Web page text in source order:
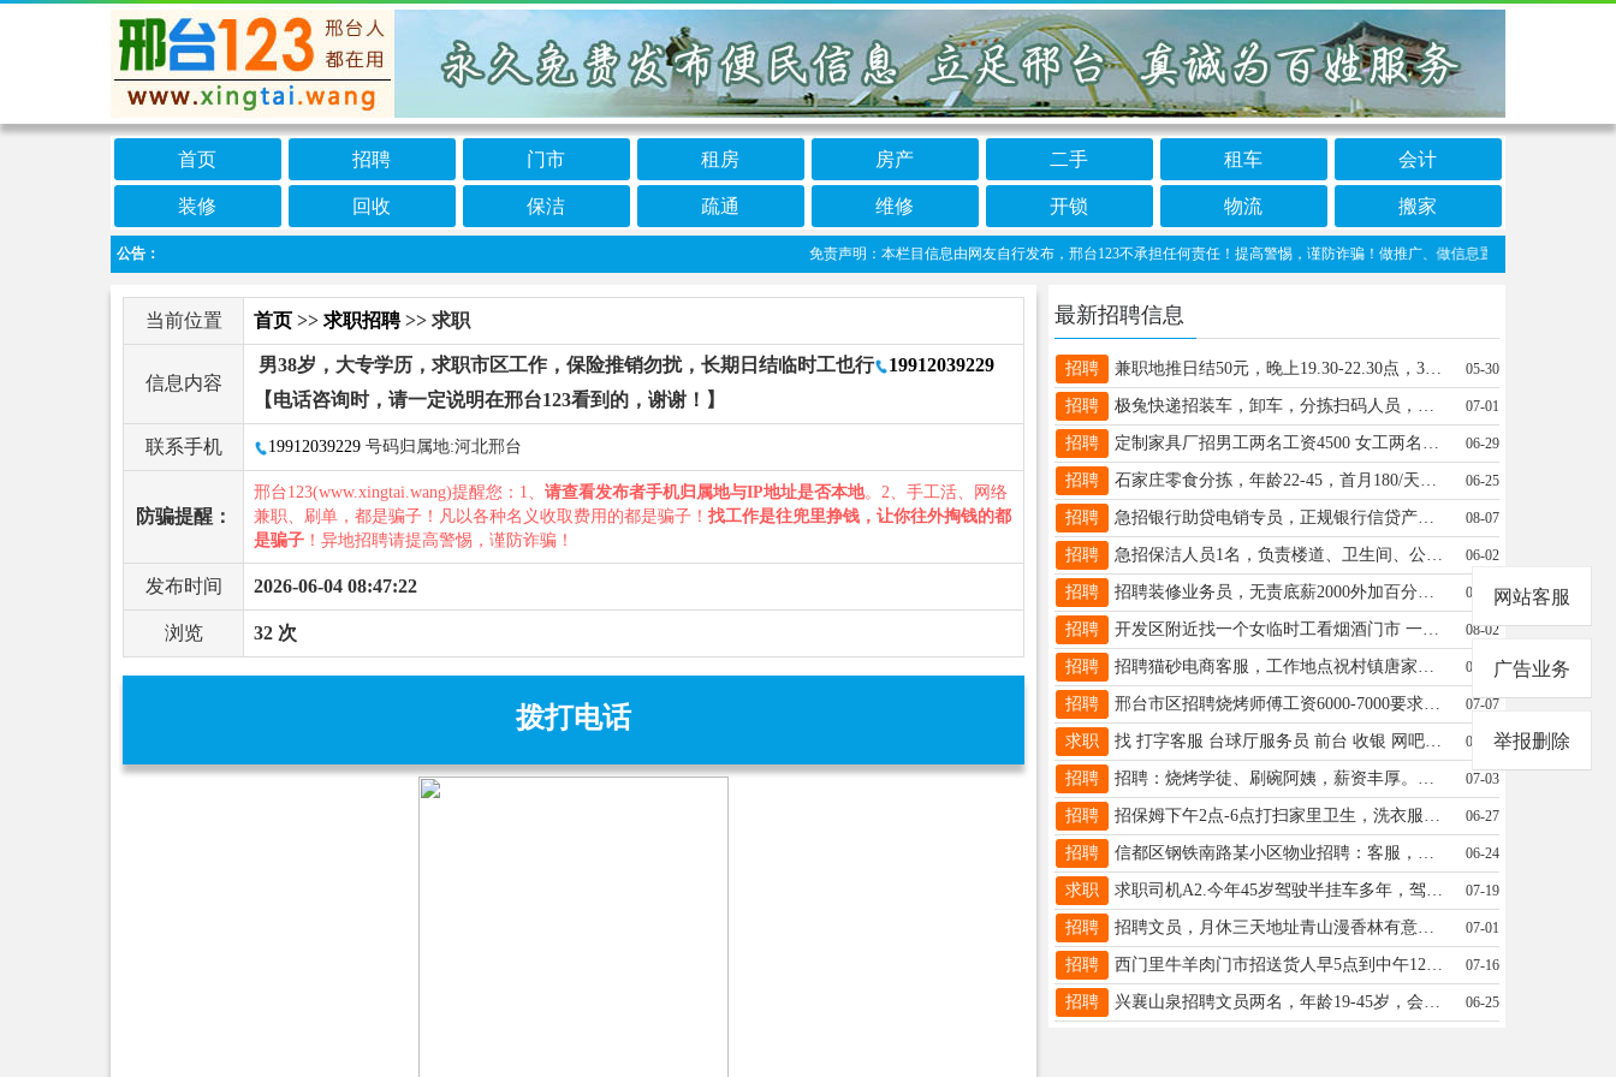
首页 招聘 门市 租房 房产 二手 租车 会计
装修 回收 保洁 疏通 维修 开锁 物流 搬家
公告： 免责声明：本栏目信息由网友自行发布，邢台123不承担任何责任！提高警惕，谨防诈骗！做推广、做信息置顶！请加邢台123客服
当前位置 首页 >> 求职招聘>> 求职
信息内容
男38岁，大专学历，求职市区工作，保险推销勿扰，长期日结临时工也行
19912039229
【电话咨询时，请一定说明在邢台123看到的，谢谢！】
联系手机 19912039229 号码归属地:河北邢台
防骗提醒：
邢台123(www.xingtai.wang)提醒您：1、 请查看发布者手机归属地与IP地址是否本地。2、手工活、网络
兼职、刷单，都是骗子！凡以各种名义收取费用的都是骗子！ 找工作是往兜里挣钱，让你往外掏钱的都
是骗子 ！异地招聘请提高警惕，谨防诈骗！
发布时间 2026-06-04 08:47:22
浏览 32 次
拨打电话
最新招聘信息
招聘 兼职地推日结50元，晚上19.30-22.30点，35岁以内碎片时间赚点钱的朋友欢迎报名，v13416461846。 05-30
招聘 极兔快递招装车，卸车，分拣扫码人员，下班结账，电话19931911202(微信同号) 07-01
招聘 定制家具厂招男工两名工资4500 女工两名工资3300每月两天公休地址东静庵村电话15127967890 06-29
招聘 石家庄零食分拣，年龄22-45，首月180/天，次月6-9千。徐18131838781 06-25
招聘 急招银行助贷电销专员，正规银行信贷产品，提供精准客资。底薪+提成，室内坐班，薪资上不封顶。电话：13247478768 08-07
招聘 急招保洁人员1名，负责楼道、卫生间、公共区域日常保洁，60岁以内，月公休2天，工资面议18131912135 06-02
招聘 招聘装修业务员，无责底薪2000外加百分之二提成19333901331 07-05
招聘 开发区附近找一个女临时工看烟酒门市 一天70干三天微信19041192239 08-02
招聘 招聘猫砂电商客服，工作地点祝村镇唐家庄村南，有工作经验优先，电话13785987557， 06-01
招聘 邢台市区招聘烧烤师傅工资6000-7000要求能熬夜适应高强度工作 电话17633089905 07-07
求职 找 打字客服 台球厅服务员 前台 收银 网吧前台 收银 酒店前台 收银 19565651757 05-19
招聘 招聘：烧烤学徒、刷碗阿姨，薪资丰厚。地址襄都区牛市15中学附近。有意者联系：13171951234（微信同步） 07-03
招聘 招保姆下午2点-6点打扫家里卫生，洗衣服，要求会做做家常菜，单休2000元，富水嘉园B区附近，18903290653 06-27
招聘 信都区钢铁南路某小区物业招聘：客服，维修，保安，保洁。电话：13315917529 06-24
求职 求职司机A2.今年45岁驾驶半挂车多年，驾驶危险品车5年，驾驶经验丰富，替班如果合适长期也行☎️13663198299 07-19
招聘 招聘文员，月休三天地址青山漫香林有意联系，15732972815 07-01
招聘 西门里牛羊肉门市招送货人早5点到中午12点。有想找上午工作的可以来，电话15227851234 07-16
招聘 兴襄山泉招聘文员两名，年龄19-45岁，会办公软件，长期稳定的，男女不限，17659957581 06-25
网站客服
广告业务
举报删除